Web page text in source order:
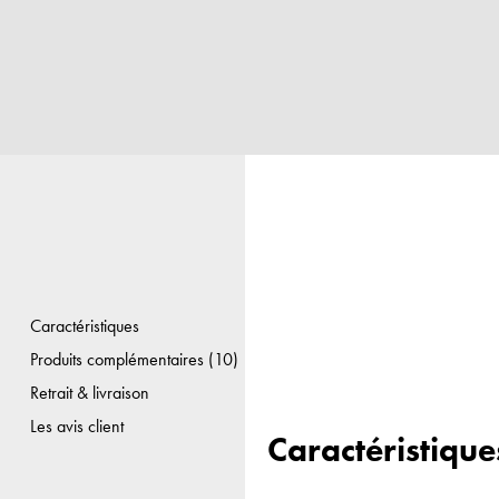
Caractéristiques
Produits complémentaires (10)
Retrait & livraison
Les avis client